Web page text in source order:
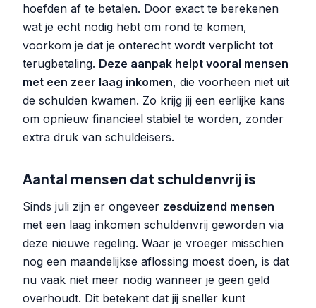
hoefden af te betalen. Door exact te berekenen
wat je echt nodig hebt om rond te komen,
voorkom je dat je onterecht wordt verplicht tot
terugbetaling. Deze aanpak helpt vooral mensen
met een zeer laag inkomen, die voorheen niet uit
de schulden kwamen. Zo krijg jij een eerlijke kans
om opnieuw financieel stabiel te worden, zonder
extra druk van schuldeisers.
Aantal mensen dat schuldenvrij is
Sinds juli zijn er ongeveer zesduizend mensen
met een laag inkomen schuldenvrij geworden via
deze nieuwe regeling. Waar je vroeger misschien
nog een maandelijkse aflossing moest doen, is dat
nu vaak niet meer nodig wanneer je geen geld
overhoudt. Dit betekent dat jij sneller kunt